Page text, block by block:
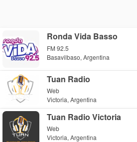
Ronda Vida Basso
FM 92.5
Basavilbaso, Argentina
Tuan Radio
Web
Victoria, Argentina
Tuan Radio Victoria
Web
Victoria, Argentina